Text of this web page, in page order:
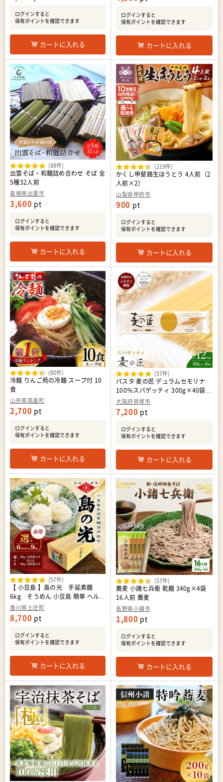
ログインすると
保有ポイントを確認できます
カートに入れる
ログインすると
保有ポイントを確認できます
カートに入れる
島根県出雲市
出雲そば・和麺詰め合わせ そば 全
5種32人前
(88件)
3,600 pt
ログインすると
保有ポイントを確認できます
カートに入れる
山梨県甲府市
かくし甲斐路生ほうとう 4人前（2
人前×2）
(219件)
900 pt
ログインすると
保有ポイントを確認できます
カートに入れる
山形県高畠町
冷麺 りんご苑の冷麺 スープ付 10
食
(80件)
2,700 pt
ログインすると
保有ポイントを確認できます
カートに入れる
大阪府貝塚市
パスタ 麦の匠 デュラムセモリナ
100％スパゲッティ 300g×40袋
パスタ麺
(57件)
7,200 pt
ログインすると
保有ポイントを確認できます
カートに入れる
香川県土庄町
【 小豆島 】島の光 手延素麺
6kg そうめん 小豆島 簡単 ヘルシ
ー 贈り物 ギフト コシ 麺類
(57件)
8,700 pt
ログインすると
保有ポイントを確認できます
カートに入れる
長野県小諸市
蕎麦 小諸七兵衛 乾麺 340g×4袋
16人前 蕎麦
(57件)
1,800 pt
ログインすると
保有ポイントを確認できます
カートに入れる